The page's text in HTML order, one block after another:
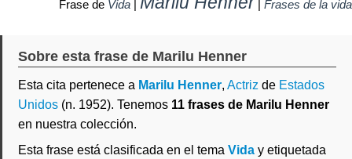
Frase de Vida | | Frases de la vida
Sobre esta frase de Marilu Henner
Esta cita pertenece a Marilu Henner, Actriz de Estados
Unidos (n. 1952). Tenemos 11 frases de Marilu Henner
en nuestra colección.
Esta frase está clasificada en el tema Vida y etiquetada